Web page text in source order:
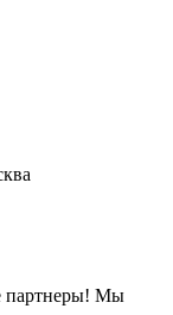
партнеры! Мы